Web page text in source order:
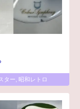
ター, 昭和レトロ